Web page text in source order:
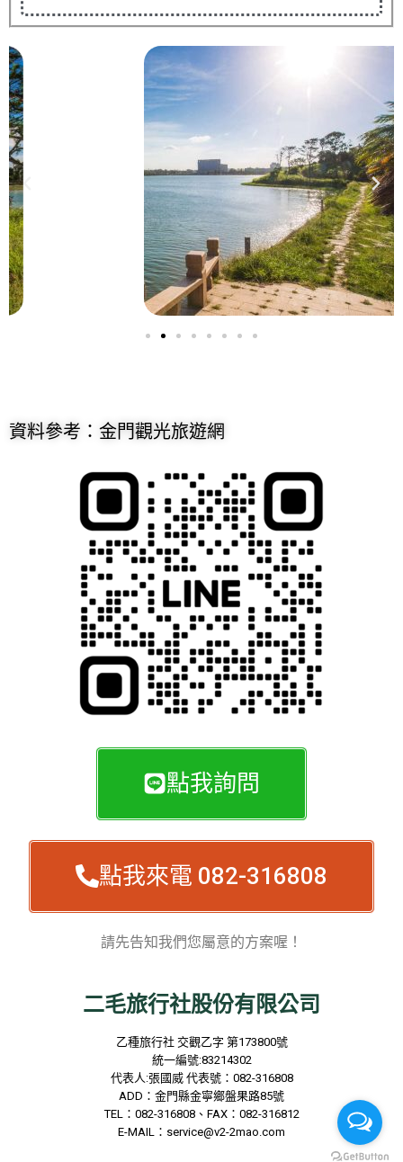
資料參考：金門觀光旅遊網
點我詢問
點我來電 082-316808
請先告知我們您屬意的方案喔！
二毛旅行社股份有限公司
乙種旅行社 交觀乙字 第173800號
統一編號:83214302
代表人:張國威 代表號： 082-316808
ADD ：金門縣金寧鄉盤果路85號
TEL： 082-316808、 FAX： 082-316812
E-MAIL ： service@v2-2mao.com